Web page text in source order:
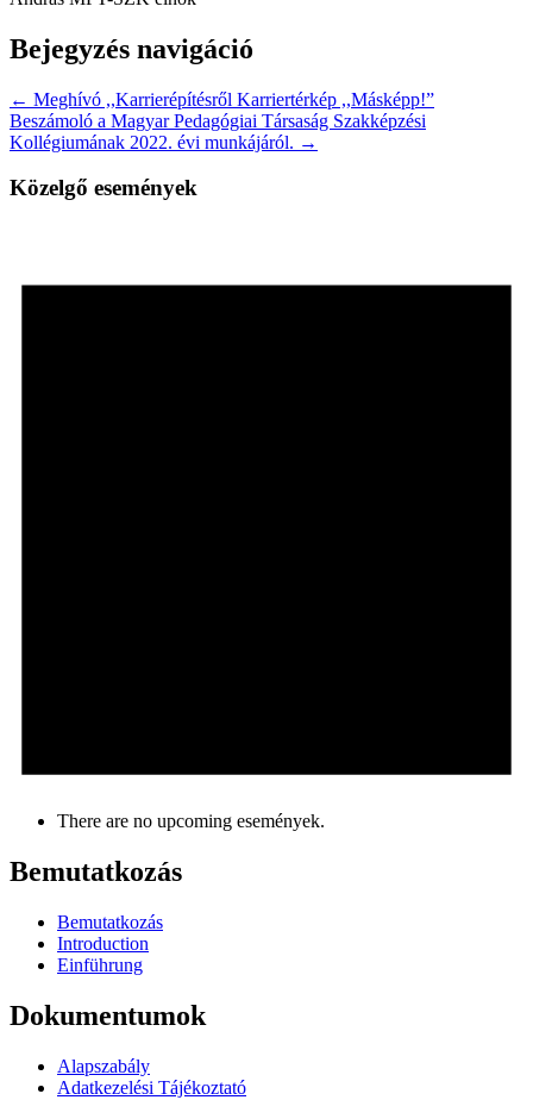
Bejegyzés navigáció
← Meghívó ,,Karrierépítésről Karriertérkép ,,Másképp!”
Beszámoló a Magyar Pedagógiai Társaság Szakképzési
Kollégiumának 2022. évi munkájáról. →
Közelgő események
There are no upcoming események.
Bemutatkozás
Bemutatkozás
Introduction
Einführung
Dokumentumok
Alapszabály
Adatkezelési Tájékoztató